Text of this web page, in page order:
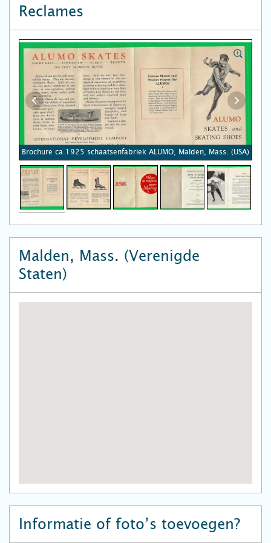
Reclames
Brochure ca.1925 schaatsenfabriek ALUMO, Malden, Mass. (USA)
Malden, Mass. (Verenigde
Staten)
Informatie of foto’s toevoegen?